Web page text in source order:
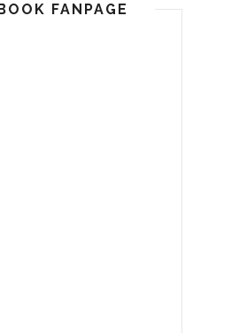
FANPAGE